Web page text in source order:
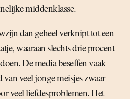
middenklasse.
dan geheel verknipt tot een
waaraan slechts drie procent
De media beseffen vaak
van veel jonge meisjes zwaar
veel liefdesproblemen. Het